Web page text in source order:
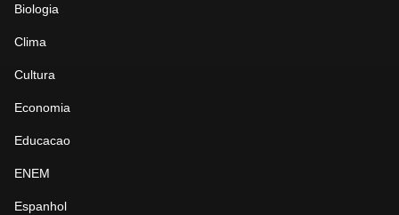
Biologia
Clima
Cultura
Economia
Educacao
ENEM
Espanhol